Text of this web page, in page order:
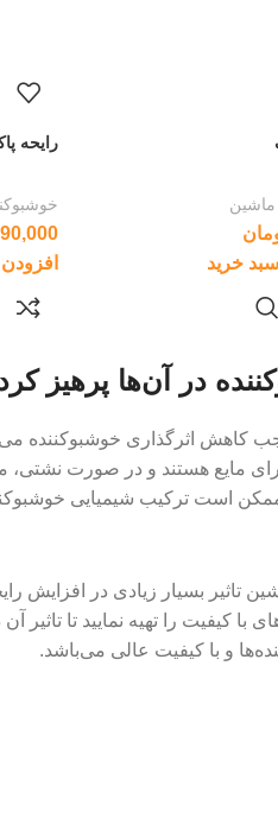
ماشین
خرید
رایحه
در آن‌ها پرهیز
کاهش اثرگذاری خوشبوکننده
مایع هستند و در صورت
است ترکیب شیمیایی
تاثیر بسیار زیادی در افزایش
با کیفیت را تهیه نمایید تا
و با کیفیت عالی می‌باشد.